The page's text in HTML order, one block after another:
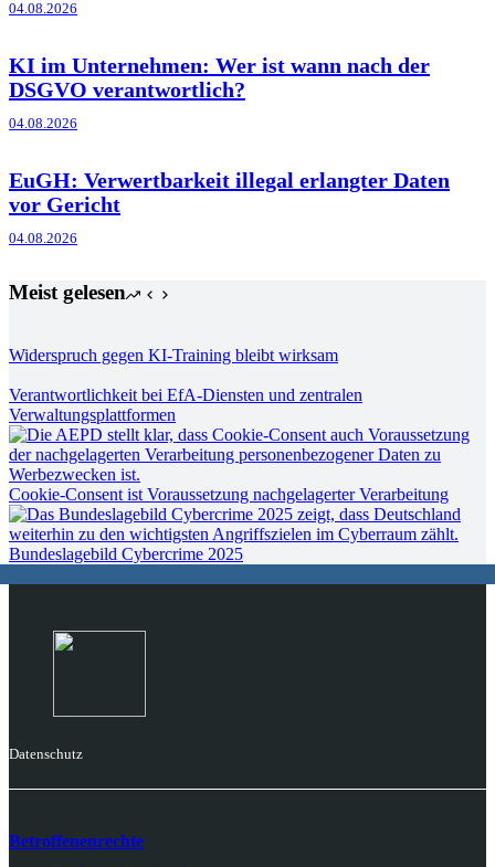
04.08.2026
KI im Unternehmen: Wer ist wann nach der
DSGVO verantwortlich?
04.08.2026
EuGH: Verwertbarkeit illegal erlangter Daten
vor Gericht
04.08.2026
Meist gelesen
Widerspruch gegen KI-Training bleibt wirksam
Verantwortlichkeit bei EfA-Diensten und zentralen
Verwaltungsplattformen
Cookie-Consent ist Voraussetzung nachgelagerter Verarbeitung
Bundeslagebild Cybercrime 2025
Datenschutz
Betroffenenrechte